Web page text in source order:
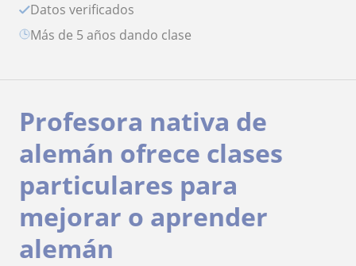
Datos verificados
más de 5 años dando clase
Profesora nativa de
alemán ofrece clases
particulares para
mejorar o aprender
alemán